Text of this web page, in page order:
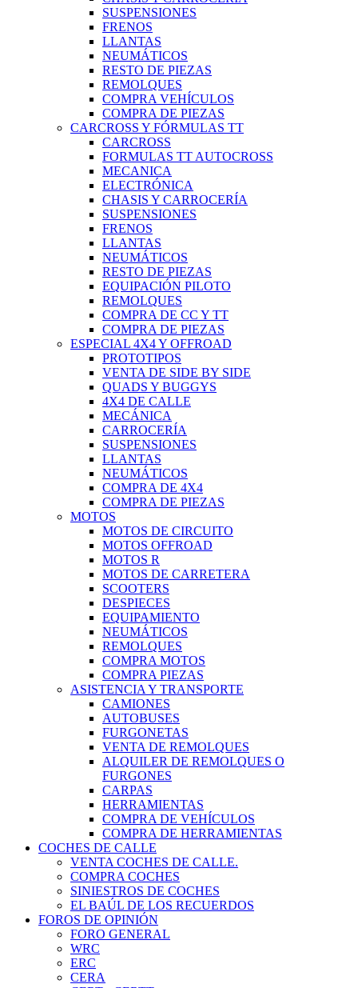
SUSPENSIONES
FRENOS
LLANTAS
NEUMÁTICOS
RESTO DE PIEZAS
REMOLQUES
COMPRA VEHÍCULOS
COMPRA DE PIEZAS
CARCROSS Y FÓRMULAS TT
CARCROSS
FORMULAS TT AUTOCROSS
MECANICA
ELECTRÓNICA
CHASIS Y CARROCERÍA
SUSPENSIONES
FRENOS
LLANTAS
NEUMÁTICOS
RESTO DE PIEZAS
EQUIPACIÓN PILOTO
REMOLQUES
COMPRA DE CC Y TT
COMPRA DE PIEZAS
ESPECIAL 4X4 Y OFFROAD
PROTOTIPOS
VENTA DE SIDE BY SIDE
QUADS Y BUGGYS
4X4 DE CALLE
MECÁNICA
CARROCERÍA
SUSPENSIONES
LLANTAS
NEUMÁTICOS
COMPRA DE 4X4
COMPRA DE PIEZAS
MOTOS
MOTOS DE CIRCUITO
MOTOS OFFROAD
MOTOS R
MOTOS DE CARRETERA
SCOOTERS
DESPIECES
EQUIPAMIENTO
NEUMÁTICOS
REMOLQUES
COMPRA MOTOS
COMPRA PIEZAS
ASISTENCIA Y TRANSPORTE
CAMIONES
AUTOBUSES
FURGONETAS
VENTA DE REMOLQUES
ALQUILER DE REMOLQUES O
FURGONES
CARPAS
HERRAMIENTAS
COMPRA DE VEHÍCULOS
COMPRA DE HERRAMIENTAS
COCHES DE CALLE
VENTA COCHES DE CALLE.
COMPRA COCHES
SINIESTROS DE COCHES
EL BAÚL DE LOS RECUERDOS
FOROS DE OPINIÓN
FORO GENERAL
WRC
ERC
CERA